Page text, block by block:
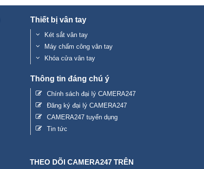
Thiết bị vân tay
Két sắt vân tay
Máy chấm công vân tay
Khóa cửa vân tay
Thông tin đáng chú ý
Chính sách đại lý CAMERA247
Đăng ký đại lý CAMERA247
CAMERA247 tuyển dụng
Tin tức
THEO DÕI CAMERA247 TRÊN